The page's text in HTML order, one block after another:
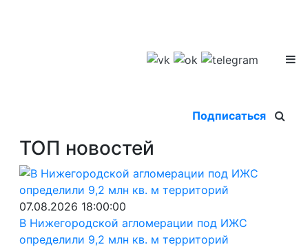
Подписаться
ТОП новостей
07.08.2026 18:00:00
В Нижегородской агломерации под ИЖС
определили 9,2 млн кв. м территорий